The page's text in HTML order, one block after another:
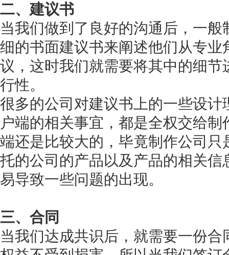
二、建议书
当我们做到了良好的沟通后，一
细的书面建议书来阐述他们从专
议，这时我们就需要将其中的细
行性。
很多的公司对建议书上的一些设
户端的相关事宜，都是全权交给
端还是比较大的，毕竟制作公司
托的公司的产品以及产品的相关
易导致一些问题的出现。
三、合同
当我们达成共识后，就需要一份